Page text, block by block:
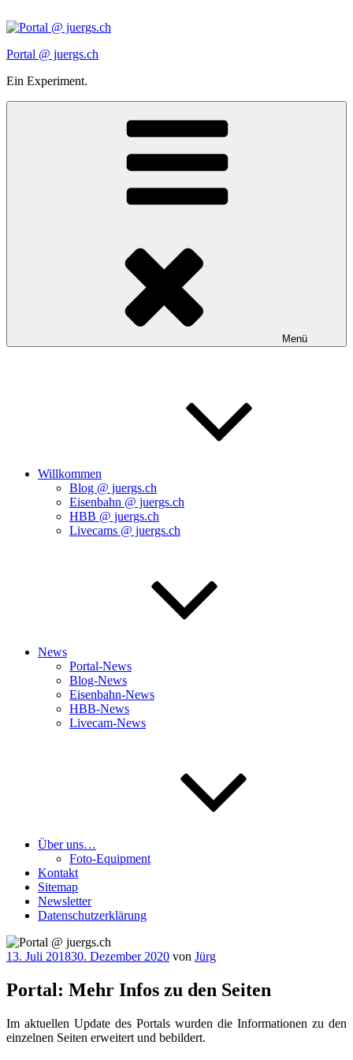
Inhalt
Portal @ juergs.ch
Ein Experiment.
Menü
Willkommen
Blog @ juergs.ch
Eisenbahn @ juergs.ch
HBB @ juergs.ch
Livecams @ juergs.ch
News
Portal-News
Blog-News
Eisenbahn-News
HBB-News
Livecam-News
Über uns…
Foto-Equipment
Kontakt
Sitemap
Newsletter
Datenschutzerklärung
Veröffentlicht
13. Juli 201830. Dezember 2020 von Jürg
Portal: Mehr Infos zu den Seiten
Im aktu­el­len Update des Por­tals wur­den die Infor­ma­tio­nen zu den
ein­zel­nen Sei­ten erwei­tert und bebildert.